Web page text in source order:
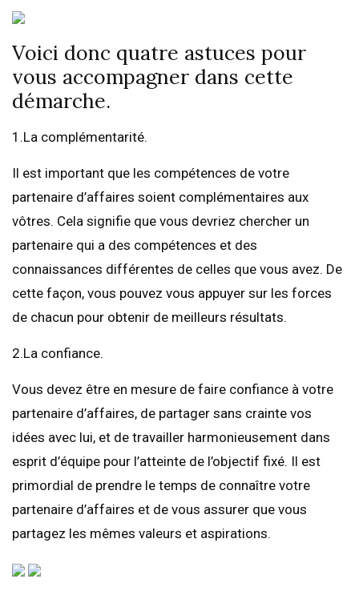
Voici donc quatre astuces pour
vous accompagner dans cette
démarche.
1.La complémentarité.
Il est important que les compétences de votre
partenaire d’affaires soient complémentaires aux
vôtres. Cela signifie que vous devriez chercher un
partenaire qui a des compétences et des
connaissances différentes de celles que vous avez. De
cette façon, vous pouvez vous appuyer sur les forces
de chacun pour obtenir de meilleurs résultats.
2.La confiance.
Vous devez être en mesure de faire confiance à votre
partenaire d’affaires, de partager sans crainte vos
idées avec lui, et de travailler harmonieusement dans
esprit d’équipe pour l’atteinte de l’objectif fixé. Il est
primordial de prendre le temps de connaître votre
partenaire d’affaires et de vous assurer que vous
partagez les mêmes valeurs et aspirations.